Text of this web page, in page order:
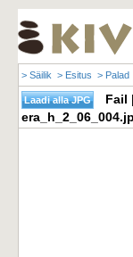
> Säilik > Esitus > Palad
Fail